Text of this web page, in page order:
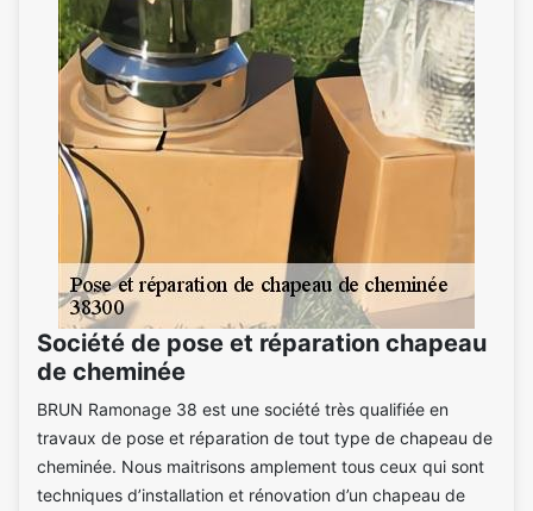
Société de pose et réparation chapeau
de cheminée
BRUN Ramonage 38 est une société très qualifiée en
travaux de pose et réparation de tout type de chapeau de
cheminée. Nous maitrisons amplement tous ceux qui sont
techniques d’installation et rénovation d’un chapeau de